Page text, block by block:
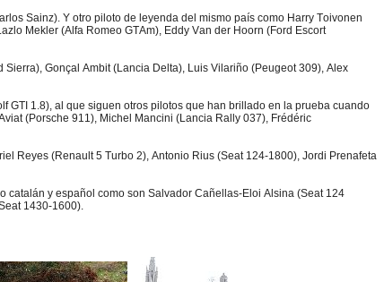
Sainz). Y otro piloto de leyenda del mismo país como Harry Toivonen
Mekler (Alfa Romeo GTAm), Eddy Van der Hoorn (Ford Escort
Gonçal Ambit (Lancia Delta), Luis Vilariño (Peugeot 309), Alex
GTI 1.8), al que siguen otros pilotos que han brillado en la prueba cuando
(Porsche 911), Michel Mancini (Lancia Rally 037), Frédéric
Reyes (Renault 5 Turbo 2), Antonio Rius (Seat 124-1800), Jordi Prenafeta
y español como son Salvador Cañellas-Eloi Alsina (Seat 124
1430-1600).